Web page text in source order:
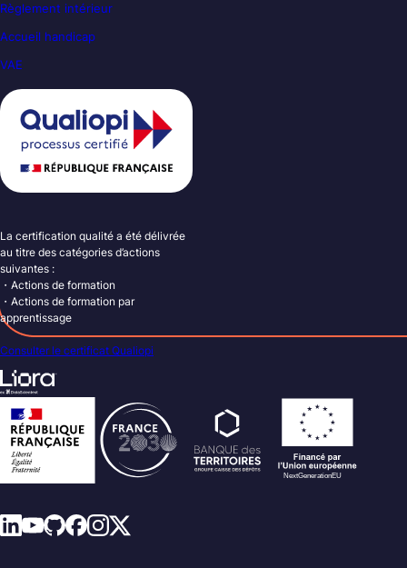
Règlement intérieur
Accueil handicap
VAE
La certification qualité a été délivrée
au titre des catégories d’actions
suivantes :
・Actions de formation
・Actions de formation par
apprentissage
Consulter le certificat Qualiopi